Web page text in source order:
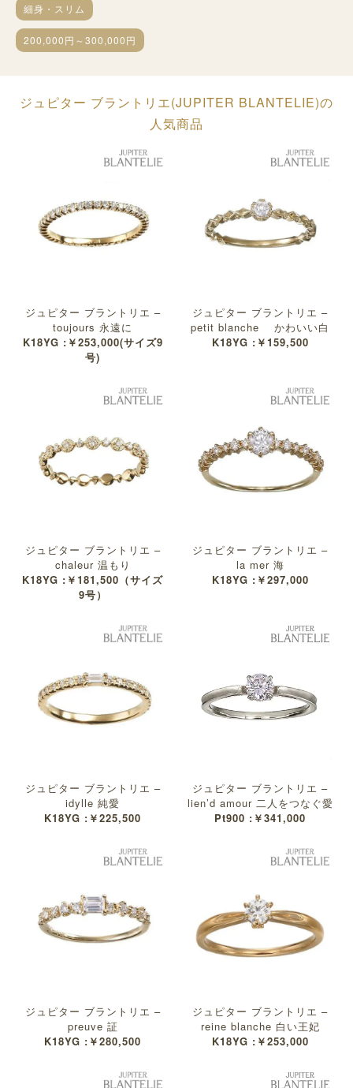
細身・スリム
200,000円～300,000円
ジュピター ブラントリエ(JUPITER BLANTELIE)の
人気商品
ジュピター ブラントリエ –
toujours 永遠に
K18YG :￥253,000(サイズ9
号)
ジュピター ブラントリエ –
petit blanche かわいい白
K18YG :￥159,500
ジュピター ブラントリエ –
chaleur 温もり
K18YG :￥181,500（サイズ
9号）
ジュピター ブラントリエ –
la mer 海
K18YG :￥297,000
ジュピター ブラントリエ –
idylle 純愛
K18YG :￥225,500
ジュピター ブラントリエ –
lien’d amour 二人をつなぐ愛
Pt900 :￥341,000
ジュピター ブラントリエ –
preuve 証
K18YG :￥280,500
ジュピター ブラントリエ –
reine blanche 白い王妃
K18YG :￥253,000